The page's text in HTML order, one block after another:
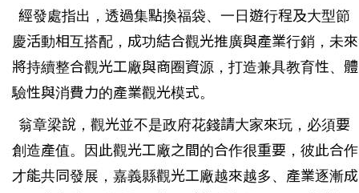
經發處指出，透過集點換福袋、一日遊行程及大型節
慶活動相互搭配，成功結合觀光推廣與產業行銷，未來
將持續整合觀光工廠與商圈資源，打造兼具教育性、體
驗性與消費力的產業觀光模式。
翁章梁說，觀光並不是政府花錢請大家來玩，必須要
創造產值。因此觀光工廠之間的合作很重要，彼此合作
才能共同發展，嘉義縣觀光工廠越來越多、產業逐漸成